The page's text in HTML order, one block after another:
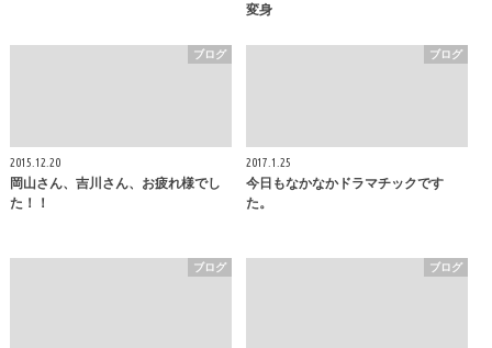
変身
ブログ
2015.12.20
岡山さん、吉川さん、お疲れ様でし
た！！
ブログ
2017.1.25
今日もなかなかドラマチックです
た。
ブログ ブログ